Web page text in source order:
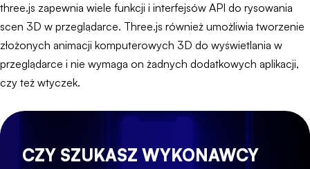
three.js zapewnia wiele funkcji i interfejsów API do rysowania
scen 3D w przeglądarce. Three.js również umożliwia tworzenie
złożonych animacji komputerowych 3D do wyświetlania w
przeglądarce i nie wymaga on żadnych dodatkowych aplikacji,
czy też wtyczek.
CZY SZUKASZ WYKONAWCY